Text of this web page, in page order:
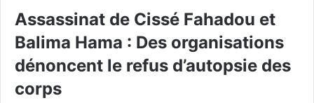
Assassinat de Cissé Fahadou et
Balima Hama : Des organisations
dénoncent le refus d’autopsie des
corps